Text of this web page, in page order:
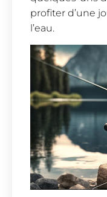
profiter d’une
l’eau.